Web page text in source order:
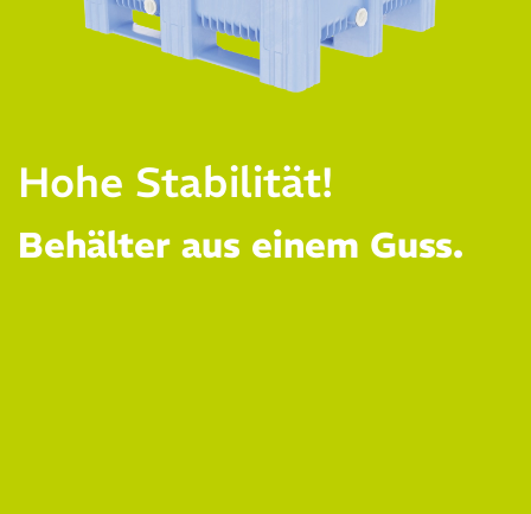
Hohe Stabilität!
Behälter aus einem Guss.
Integrierter
Ablauf
auf zwei Seiten!
Rückverfolgung möglich!
Dank des WBG Pooling
Smart Labels.